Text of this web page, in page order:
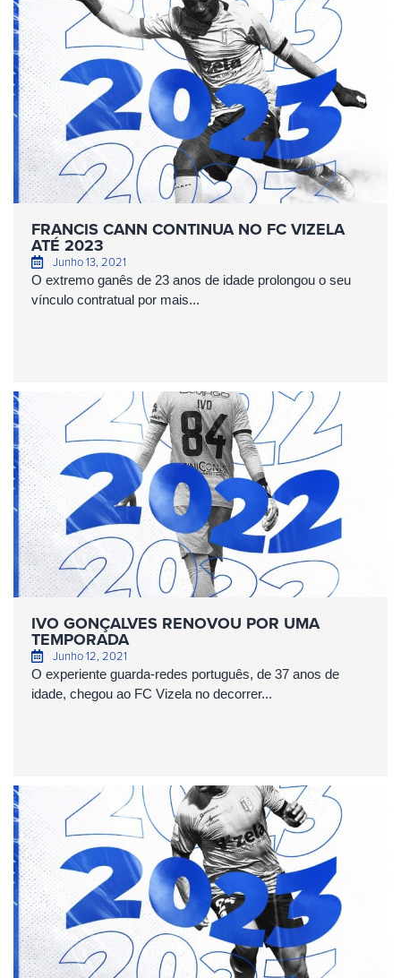
FRANCIS CANN CONTINUA NO FC VIZELA
ATÉ 2023
Junho 13, 2021
O extremo ganês de 23 anos de idade prolongou o seu
vínculo contratual por mais...
IVO GONÇALVES RENOVOU POR UMA
TEMPORADA
Junho 12, 2021
O experiente guarda-redes português, de 37 anos de
idade, chegou ao FC Vizela no decorrer...